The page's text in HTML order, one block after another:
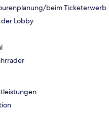
beim Ticketerwerb
Lobby